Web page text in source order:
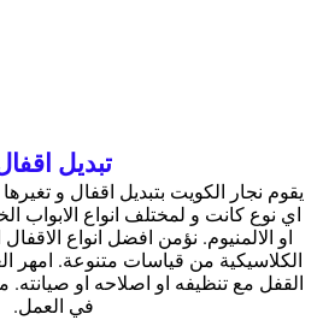
تبديل
يقوم نجار الكويت بتبديل اقفال و
اي نوع كانت و لمختلف انواع الابواب
او الالمنيوم. نؤمن افضل انواع الاقفال
الكلاسيكية من قياسات متنوعة. امهر
القفل مع تنظيفه او اصلاحه او
في العمل.